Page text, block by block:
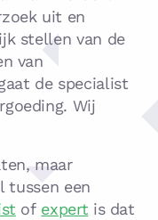
uit en
stellen van de
van
de specialist
Wij
maar
tussen een
of expert is dat